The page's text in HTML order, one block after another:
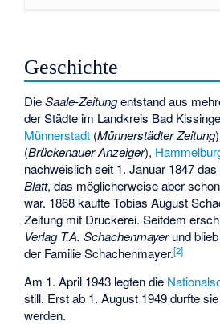
Geschichte
DieSaale-Zeitungentstand aus
der Städte im Landkreis Bad
Münnerstadt (Münnerstädter Zeitung
(Brückenauer Anzeiger),
nachweislich seit 1. Januar 1847 das
Blatt, das möglicherweise aber
war. 1868 kaufte Tobias August
Zeitung mit Druckerei. Seitdem
Verlag T.A. Schachenmayerund
der Familie Schachenmayer.[2]
Am 1. April 1943 legten die
still. Erst ab 1. August 1949 durfte
werden.